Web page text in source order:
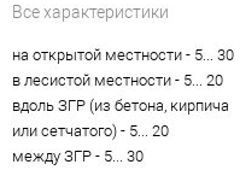
Все характеристики
на открытой местности - 5... 30
в лесистой местности - 5... 20
вдоль ЗГР (из бетона, кирпича
или сетчатого) - 5... 20
между ЗГР - 5... 30